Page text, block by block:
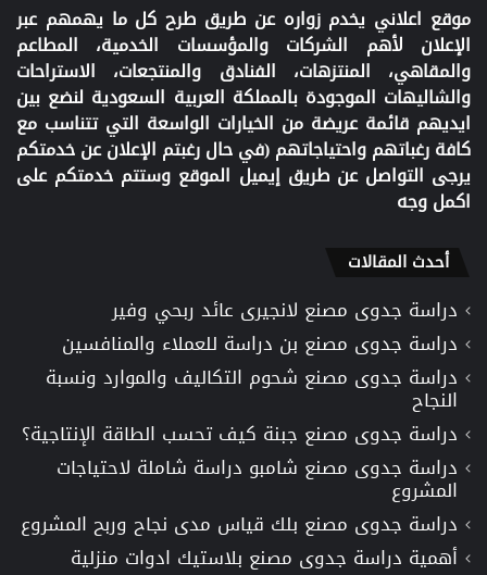
موقع اعلاني يخدم زواره عن طريق طرح كل ما يهمهم عبر
الإعلان لأهم الشركات والمؤسسات الخدمية، المطاعم
والمقاهي، المنتزهات، الفنادق والمنتجعات، الاستراحات
والشاليهات الموجودة بالمملكة العربية السعودية لنضع بين
ايديهم قائمة عريضة من الخيارات الواسعة التي تتناسب مع
كافة رغباتهم واحتياجاتهم (في حال رغبتم الإعلان عن خدمتكم
يرجى التواصل عن طريق إيميل الموقع وستتم خدمتكم على
اكمل وجه
أحدث المقالات
دراسة جدوى مصنع لانجيرى عائد ربحي وفير
دراسة جدوى مصنع بن دراسة للعملاء والمنافسين
دراسة جدوى مصنع شحوم التكاليف والموارد ونسبة
النجاح
دراسة جدوى مصنع جبنة كيف تحسب الطاقة الإنتاجية؟
دراسة جدوى مصنع شامبو دراسة شاملة لاحتياجات
المشروع
دراسة جدوى مصنع بلك قياس مدى نجاح وربح المشروع
أهمية دراسة جدوى مصنع بلاستيك ادوات منزلية